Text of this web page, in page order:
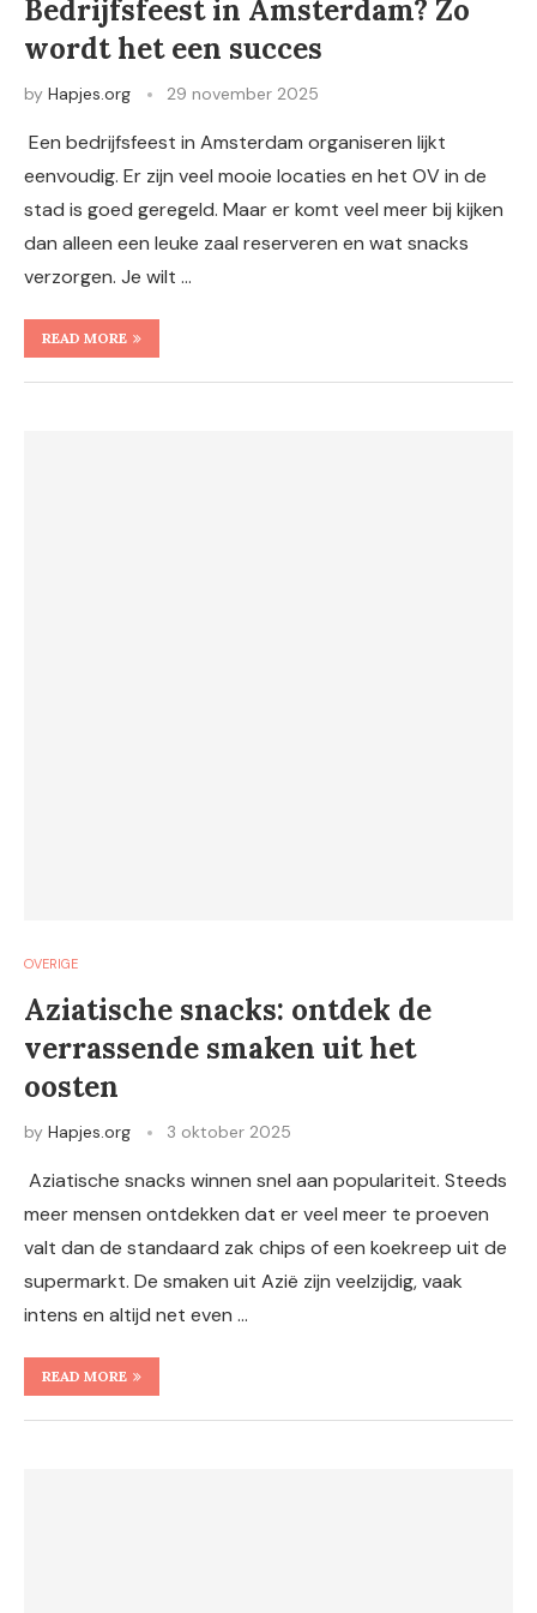
Bedrijfsfeest in Amsterdam? Zo
wordt het een succes
by Hapjes.org 29 november 2025
Een bedrijfsfeest in Amsterdam organiseren lijkt
eenvoudig. Er zijn veel mooie locaties en het OV in de
stad is goed geregeld. Maar er komt veel meer bij kijken
dan alleen een leuke zaal reserveren en wat snacks
verzorgen. Je wilt …
READ MORE
OVERIGE
Aziatische snacks: ontdek de
verrassende smaken uit het
oosten
by Hapjes.org 3 oktober 2025
Aziatische snacks winnen snel aan populariteit. Steeds
meer mensen ontdekken dat er veel meer te proeven
valt dan de standaard zak chips of een koekreep uit de
supermarkt. De smaken uit Azië zijn veelzijdig, vaak
intens en altijd net even …
READ MORE